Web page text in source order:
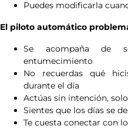
Puedes modificarla
El piloto automático
Se acompaña de
entumecimiento
No recuerdas qué
durante el día
Actúas sin intención,
Sientes que los días se
Te cuesta conectar con